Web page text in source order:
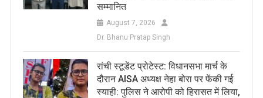
सम्मानित
August 7, 2026
Dr. Bhanu Pratap Singh
रांची स्टूडेंट प्रोटेस्ट: विधानसभा मार्च के
दौरान AISA अध्यक्ष नेहा बोरा पर फेंकी गई
स्याही: पुलिस ने आरोपी को हिरासत में लिया,